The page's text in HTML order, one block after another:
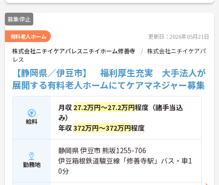
募集停止
有料老人ホーム 更新日：2026年05月21日
株式会社ニチイケアパレスニチイホーム修善寺
株式会社ニチイケアパ
レス
【静岡県／伊豆市】 福利厚生充実 大手法人が
展開する有料老人ホームにてケアマネジャー募集
給料
月収 27.2万円～27.2万円程度（諸手当込
み）
年収372万円～372万円程度
勤務地
静岡県 伊豆市 熊坂1255-706
伊豆箱根鉄道駿豆線「修善寺駅」バス・車1
0分